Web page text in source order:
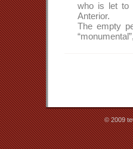
who is let to
Anterior.
The empty
© 2009